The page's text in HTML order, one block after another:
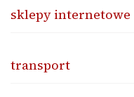
sklepy internetowe
transport